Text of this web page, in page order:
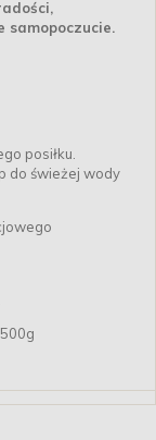
samopoczucie.
posiłku.
do świeżej wody